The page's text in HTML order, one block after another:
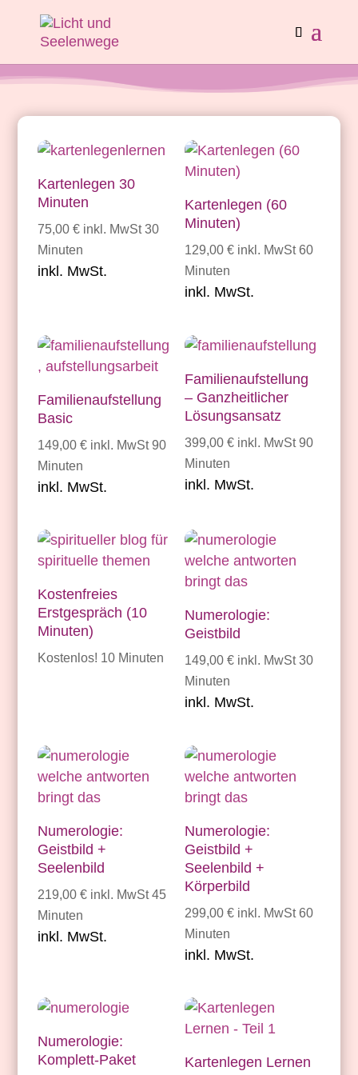
Kartenlegen 30
Minuten
75,00€ inkl. MwSt 30
Minuten
inkl. MwSt.
Kartenlegen (60
Minuten)
129,00€ inkl. MwSt 60
Minuten
inkl. MwSt.
Familienaufstellung
Basic
149,00€ inkl. MwSt 90
Minuten
inkl. MwSt.
Familienaufstellung
– Ganzheitlicher
Lösungsansatz
399,00€ inkl. MwSt 90
Minuten
inkl. MwSt.
Kostenfreies
Erstgespräch (10
Minuten)
Kostenlos! 10 Minuten
Numerologie:
Geistbild
149,00€ inkl. MwSt 30
Minuten
inkl. MwSt.
Numerologie:
Geistbild +
Seelenbild
219,00€ inkl. MwSt 45
Minuten
inkl. MwSt.
Numerologie:
Geistbild +
Seelenbild +
Körperbild
299,00€ inkl. MwSt 60
Minuten
inkl. MwSt.
Numerologie:
Komplett-Paket
Kartenlegen Lernen